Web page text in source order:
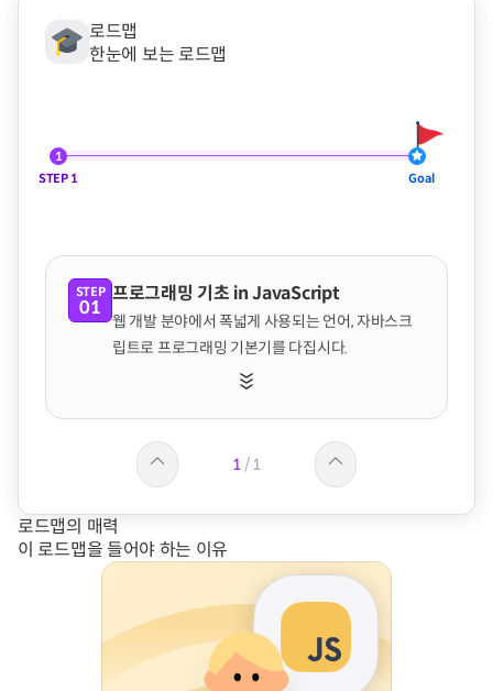
로드맵
한눈에 보는 로드맵
1
STEP 1 Goal
STEP
01
프로그래밍 기초 in JavaScript
웹 개발 분야에서 폭넓게 사용되는 언어, 자바스크
립트로 프로그래밍 기본기를 다집시다.
1/ 1
로드맵의 매력
이 로드맵을 들어야 하는 이유